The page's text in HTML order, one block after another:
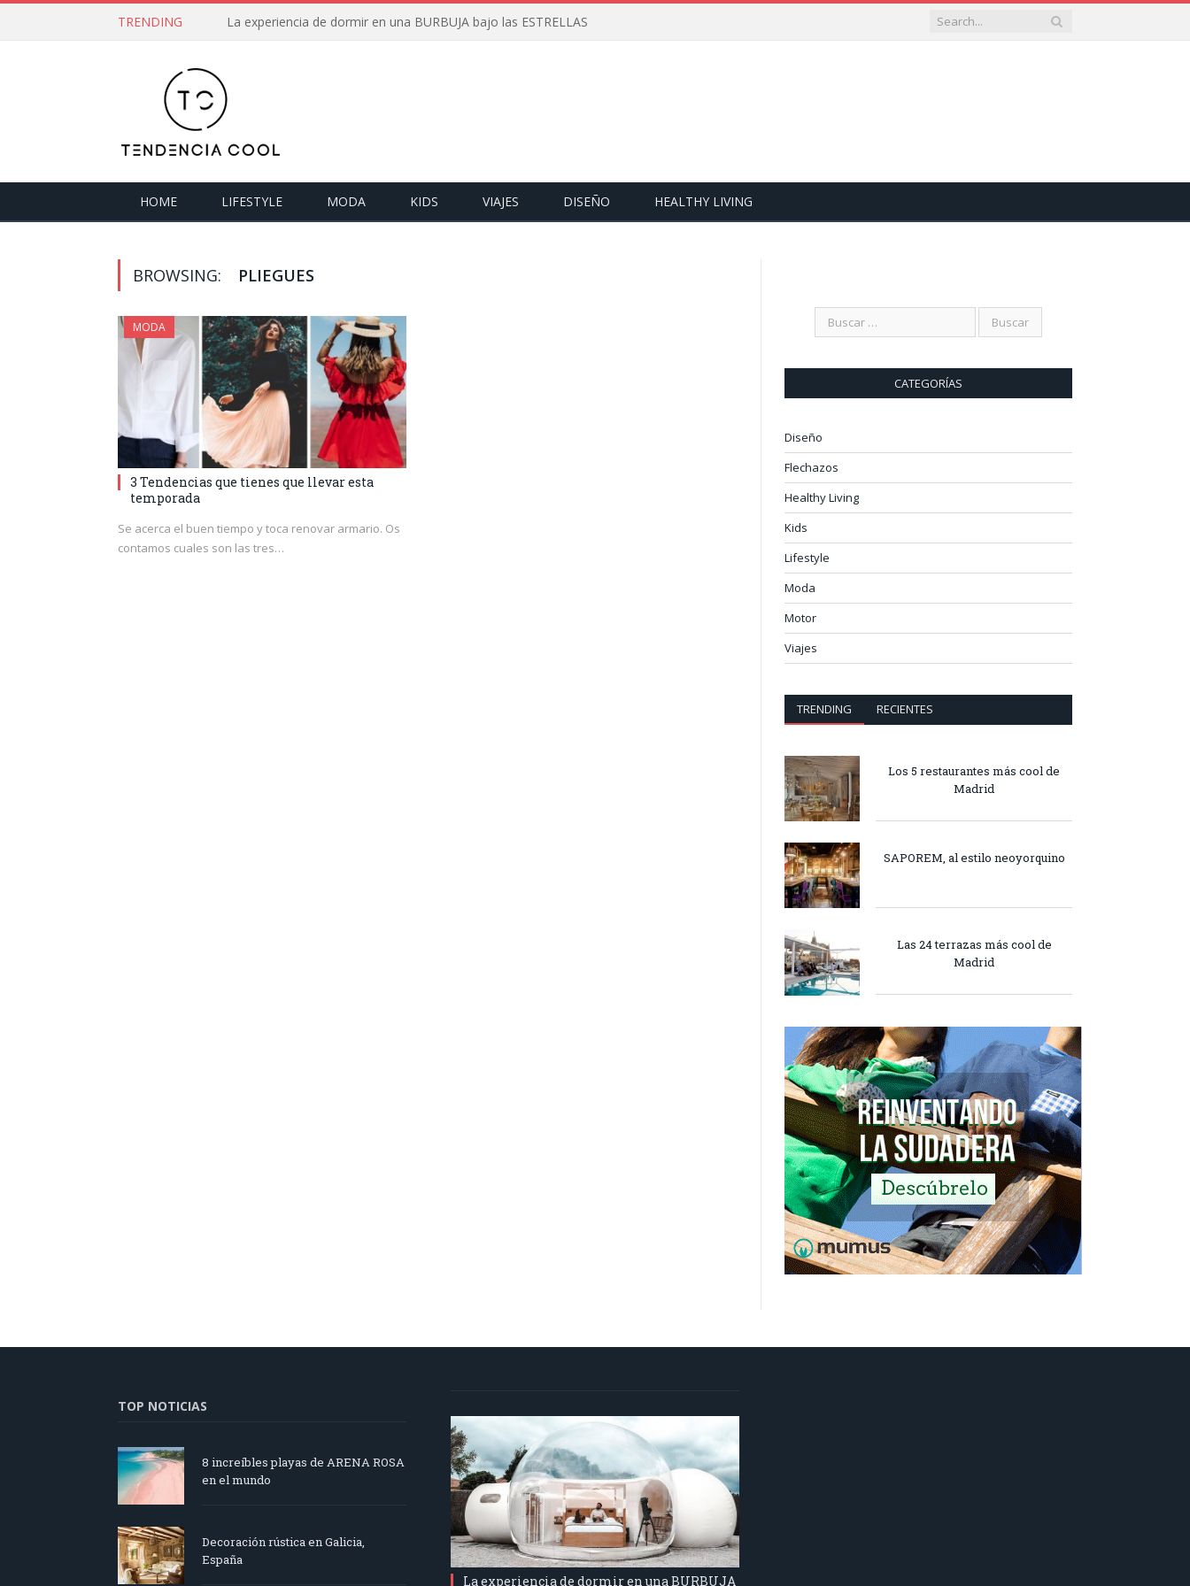
TRENDING La experiencia de dormir en una BURBUJA bajo las ESTRELLAS
HOME LIFESTYLE MODA KIDS VIAJES DISEÑO HEALTHY LIVING
BROWSING: PLIEGUES
MODA
3 Tendencias que tienes que llevar esta
temporada
Se acerca el buen tiempo y toca renovar armario. Os
contamos cuales son las tres…
CATEGORÍAS
Diseño
Flechazos
Healthy Living
Kids
Lifestyle
Moda
Motor
Viajes
TRENDING RECIENTES
Los 5 restaurantes más cool de
Madrid
SAPOREM, al estilo neoyorquino
Las 24 terrazas más cool de
Madrid
TOP NOTICIAS
8 increíbles playas de ARENA ROSA
en el mundo
Decoración rústica en Galicia,
España
La experiencia de dormir en una BURBUJA